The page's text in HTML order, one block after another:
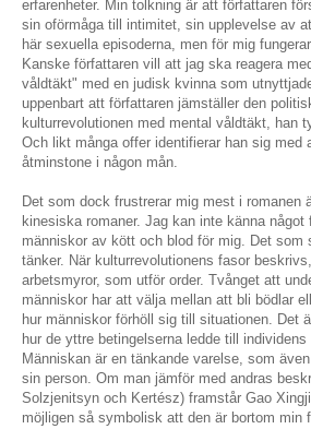
erfarenheter. Min tolkning är att författaren
sin oförmåga till intimitet, sin upplevelse av
här sexuella episoderna, men för mig
Kanske författaren vill att jag ska reagera
våldtäkt" med en judisk kvinna som
uppenbart att författaren jämställer den
kulturrevolutionen med mental våldtäkt, han
Och likt många offer identifierar han sig med
åtminstone i någon mån.
Det som dock frustrerar mig mest i romanen
kinesiska romaner. Jag kan inte känna
människor av kött och blod för mig. Det
tänker. När kulturrevolutionens fasor
arbetsmyror, som utför order. Tvånget att
människor har att välja mellan att bli bödlar
hur människor förhöll sig till situationen. Det
hur de yttre betingelserna ledde till
Människan är en tänkande varelse, som
sin person. Om man jämför med andras
Solzjenitsyn och Kertész) framstår Gao
möjligen så symbolisk att den är bortom min